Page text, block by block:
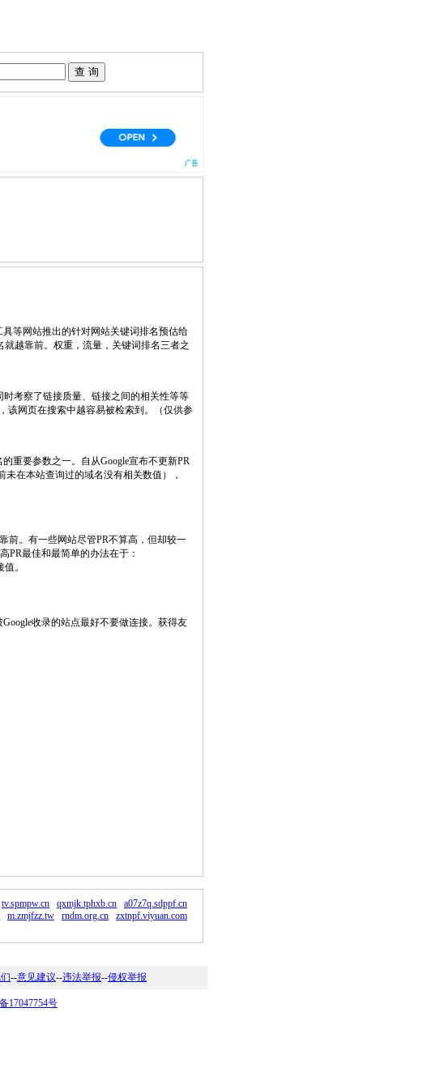
等网站推出的针对网站关键词排名预估给
越靠前。权重，流量，关键词排名三者之
考察了链接质量、链接之间的相关性等等
该网页在搜索中越容易被检索到。（仅供参
的重要参数之一。自从Google宣布不更新PR
在本站查询过的域名没有相关数值），
前。有一些网站尽管PR不算高，但却较一
PR最佳和最简单的办法在于：
。
收录的站点最好不要做连接。获得友
tv.spmpw.cn qxmjk.tphxb.cn
a07z7q.sdppf.cn
m.zmjfzz.tw rndm.org.cn
zxtnpf.viyuan.com
--意见建议--违法举报--侵权举报
17047754号